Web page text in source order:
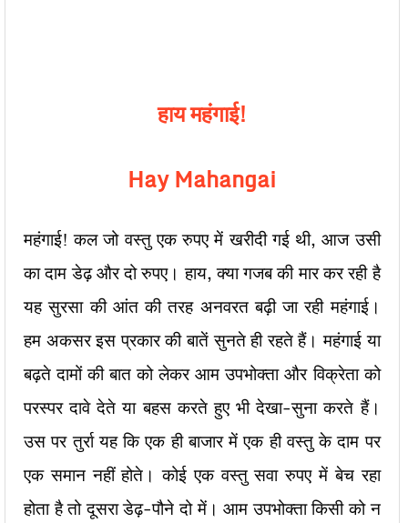
हाय महंगाई!
Hay Mahangai
महंगाई! कल जो वस्तु एक रुपए में खरीदी गई थी, आज उसी
का दाम डेढ़ और दो रुपए। हाय, क्या गजब की मार कर रही है
यह सुरसा की आंत की तरह अनवरत बढ़ी जा रही महंगाई।
हम अकसर इस प्रकार की बातें सुनते ही रहते हैं। महंगाई या
बढ़ते दामों की बात को लेकर आम उपभोक्ता और विक्रेता को
परस्पर दावे देते या बहस करते हुए भी देखा-सुना करते हैं।
उस पर तुर्रा यह कि एक ही बाजार में एक ही वस्तु के दाम पर
एक समान नहीं होते। कोई एक वस्तु सवा रुपए में बेच रहा
होता है तो दूसरा डेढ़-पौने दो में। आम उपभोक्ता किसी को न